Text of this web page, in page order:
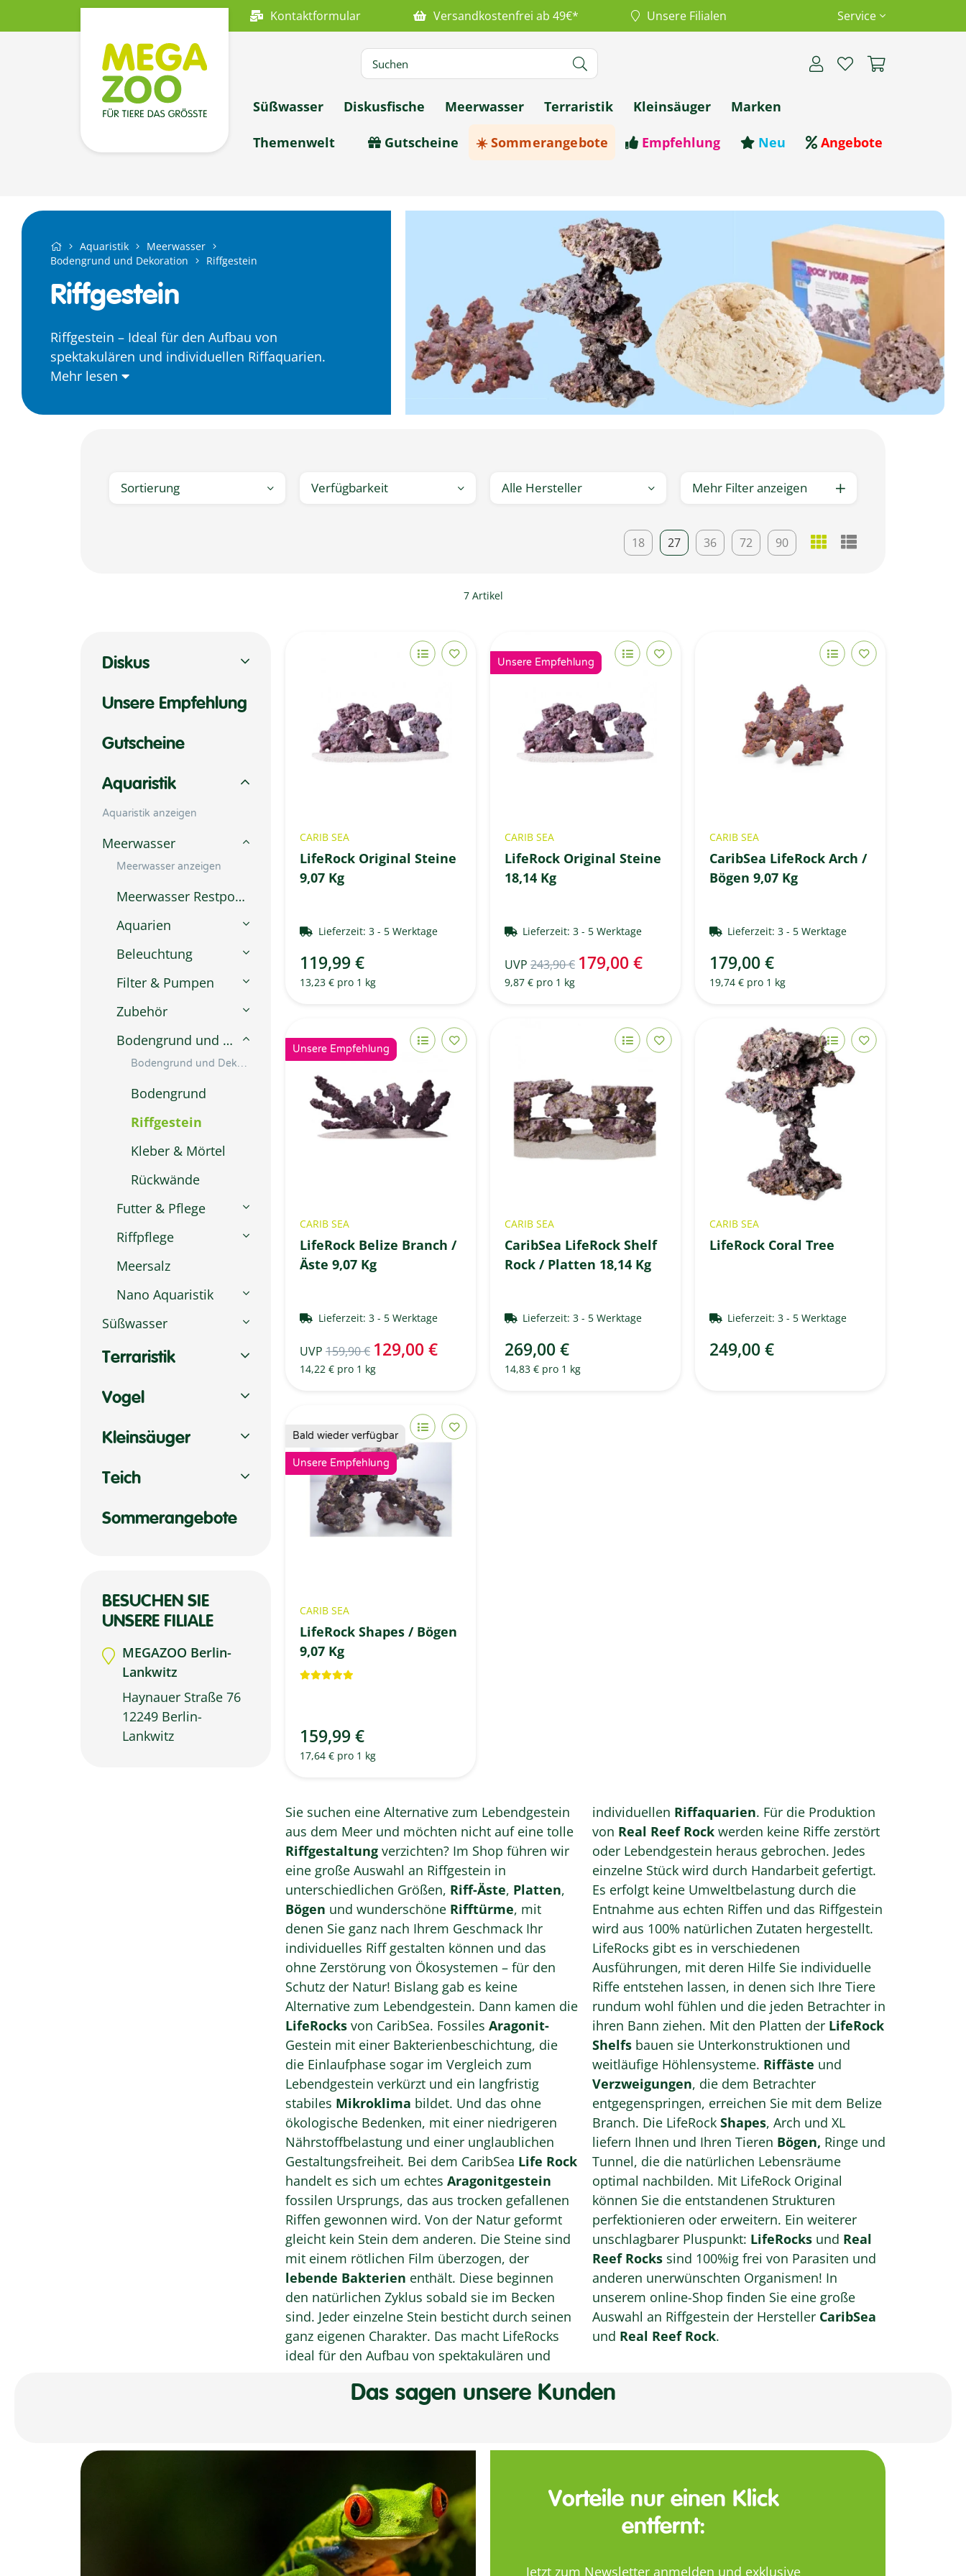
Kontaktformular Versandkostenfrei ab 49€* Unsere Filialen Service
Süßwasser Diskusfische Meerwasser Terraristik Kleinsäuger Marken
Themenwelt Gutscheine ☀️ Sommerangebote Empfehlung Neu Angebote
Aquaristik
Meerwasser
Bodengrund und Dekoration
Riffgestein
Riffgestein
Riffgestein – Ideal für den Aufbau von
spektakulären und individuellen Riffaquarien.
Mehr lesen
Sortierung Verfügbarkeit Alle Hersteller Mehr Filter anzeigen
18 27 36 72 90
7 Artikel
Diskus
Unsere Empfehlung
Gutscheine
Aquaristik
Aquaristik anzeigen
Meerwasser
Meerwasser anzeigen
Meerwasser Restposten
Aquarien
Beleuchtung
Filter & Pumpen
Zubehör
Bodengrund und Dekoration
Bodengrund und Dekoration anzeigen
Bodengrund
Riffgestein
Kleber & Mörtel
Rückwände
Futter & Pflege
Riffpflege
Meersalz
Nano Aquaristik
Süßwasser
Terraristik
Vogel
Kleinsäuger
Teich
Sommerangebote
BESUCHEN SIE
UNSERE FILIALE
MEGAZOO Berlin-
Lankwitz
Haynauer Straße 76
12249 Berlin-
Lankwitz
CARIB SEA
LifeRock Original Steine
9,07 Kg
Lieferzeit: 3 - 5 Werktage
119,99 €
13,23 € pro 1 kg
Unsere Empfehlung
CARIB SEA
LifeRock Original Steine
18,14 Kg
Lieferzeit:3 - 5 Werktage
UVP 243,90 € 179,00 €
9,87 € pro 1 kg
CARIB SEA
CaribSea LifeRock Arch /
Bögen 9,07 Kg
Lieferzeit:3 - 5 Werktage
179,00 €
19,74 € pro 1 kg
Unsere Empfehlung
CARIB SEA
LifeRock Belize Branch /
Äste 9,07 Kg
Lieferzeit: 3 - 5 Werktage
UVP 159,90 € 129,00 €
14,22 € pro 1 kg
CARIB SEA
CaribSea LifeRock Shelf
Rock / Platten 18,14 Kg
Lieferzeit:3 - 5 Werktage
269,00 €
14,83 € pro 1 kg
CARIB SEA
LifeRock Coral Tree
Lieferzeit:3 - 5 Werktage
249,00 €
Bald wieder verfügbar
Unsere Empfehlung
CARIB SEA
LifeRock Shapes / Bögen
9,07 Kg
159,99 €
17,64 € pro 1 kg
Sie suchen eine Alternative zum Lebendgestein
aus dem Meer und möchten nicht auf eine tolle
Riffgestaltung verzichten? Im Shop führen wir
eine große Auswahl an Riffgestein in
unterschiedlichen Größen, Riff-Äste, Platten,
Bögen und wunderschöne Rifftürme, mit
denen Sie ganz nach Ihrem Geschmack Ihr
individuelles Riff gestalten können und das
ohne Zerstörung von Ökosystemen – für den
Schutz der Natur! Bislang gab es keine
Alternative zum Lebendgestein. Dann kamen die
LifeRocks von CaribSea. Fossiles Aragonit-
Gestein mit einer Bakterienbeschichtung, die
die Einlaufphase sogar im Vergleich zum
Lebendgestein verkürzt und ein langfristig
stabiles Mikroklima bildet. Und das ohne
ökologische Bedenken, mit einer niedrigeren
Nährstoffbelastung und einer unglaublichen
Gestaltungsfreiheit. Bei dem CaribSea Life Rock
handelt es sich um echtes Aragonitgestein
fossilen Ursprungs, das aus trocken gefallenen
Riffen gewonnen wird. Von der Natur geformt
gleicht kein Stein dem anderen. Die Steine sind
mit einem rötlichen Film überzogen, der
lebende Bakterien enthält. Diese beginnen
den natürlichen Zyklus sobald sie im Becken
sind. Jeder einzelne Stein besticht durch seinen
ganz eigenen Charakter. Das macht LifeRocks
ideal für den Aufbau von spektakulären und
individuellen Riffaquarien. Für die Produktion
von Real Reef Rockwerden keine Riffe zerstört
oder Lebendgestein heraus gebrochen. Jedes
einzelne Stück wird durch Handarbeit gefertigt.
Es erfolgt keine Umweltbelastung durch die
Entnahme aus echten Riffen und das Riffgestein
wird aus 100% natürlichen Zutaten hergestellt.
LifeRocks gibt es in verschiedenen
Ausführungen, mit deren Hilfe Sie individuelle
Riffe entstehen lassen, in denen sich Ihre Tiere
rundum wohl fühlen und die jeden Betrachter in
ihren Bann ziehen. Mit den Platten der LifeRock
Shelfsbauen sie Unterkonstruktionen und
weitläufige Höhlensysteme. Riffäste und
Verzweigungen, die dem Betrachter
entgegenspringen, erreichen Sie mit dem Belize
Branch. Die LifeRock Shapes, Arch und XL
liefern Ihnen und Ihren Tieren Bögen, Ringe und
Tunnel, die die natürlichen Lebensräume
optimal nachbilden. Mit LifeRock Original
können Sie die entstandenen Strukturen
perfektionieren oder erweitern. Ein weiterer
unschlagbarer Pluspunkt: LifeRocksund Real
Reef Rockssind 100%ig frei von Parasiten und
anderen unerwünschten Organismen! In
unserem online-Shop finden Sie eine große
Auswahl an Riffgestein der Hersteller CaribSea
und Real Reef Rock.
Das sagen unsere Kunden
Vorteile nur einen Klick
entfernt:
Jetzt zum Newsletter anmelden und exklusive